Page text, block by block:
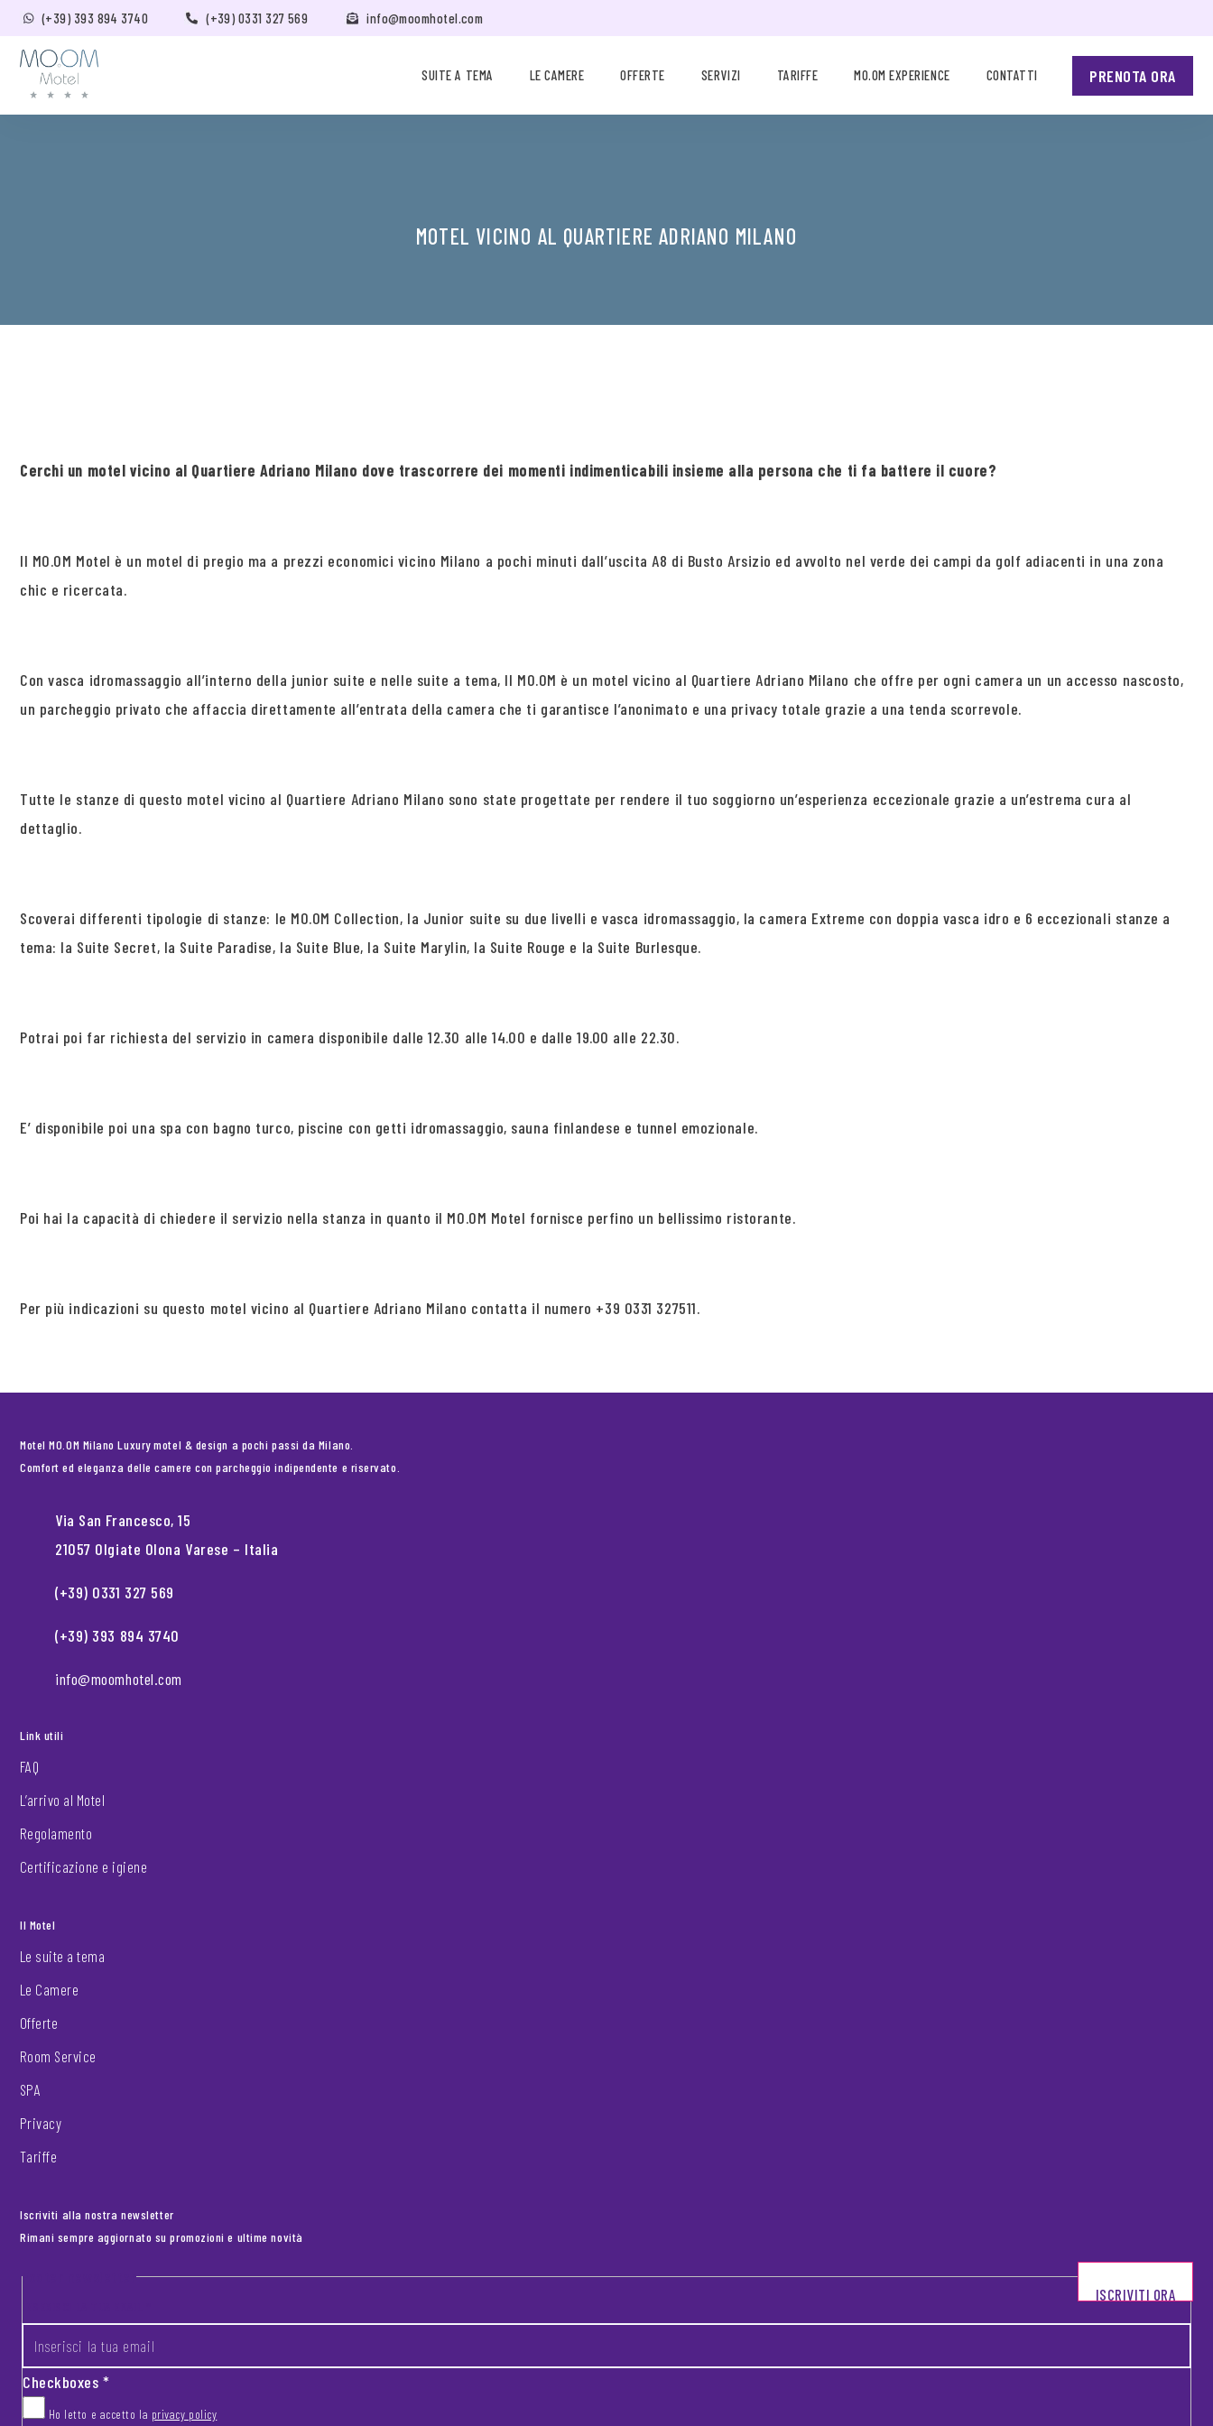
(+39) 393 894 3740 (+39) 0331 327 569 info@moomhotel.com
SUITE A TEMA LE CAMERE OFFERTE SERVIZI TARIFFE MO.OM EXPERIENCE CONTATTI PRENOTA ORA
MOTEL VICINO AL QUARTIERE ADRIANO MILANO
Cerchi un motel vicino al Quartiere Adriano Milano dove trascorrere dei momenti indimenticabili insieme alla persona che ti fa battere il cuore?
Il MO.OM Motel è un motel di pregio ma a prezzi economici vicino Milano a pochi minuti dall’uscita A8 di Busto Arsizio ed avvolto nel verde dei campi da golf adiacenti in una zona
chic e ricercata.
Con vasca idromassaggio all’interno della junior suite e nelle suite a tema, Il MO.OM è un motel vicino al Quartiere Adriano Milano che offre per ogni camera un un accesso nascosto,
un parcheggio privato che affaccia direttamente all’entrata della camera che ti garantisce l’anonimato e una privacy totale grazie a una tenda scorrevole.
Tutte le stanze di questo motel vicino al Quartiere Adriano Milano sono state progettate per rendere il tuo soggiorno un’esperienza eccezionale grazie a un’estrema cura al
dettaglio.
Scoverai differenti tipologie di stanze: le MO.OM Collection, la Junior suite su due livelli e vasca idromassaggio, la camera Extreme con doppia vasca idro e 6 eccezionali stanze a
tema: la Suite Secret, la Suite Paradise, la Suite Blue, la Suite Marylin, la Suite Rouge e la Suite Burlesque.
Potrai poi far richiesta del servizio in camera disponibile dalle 12.30 alle 14.00 e dalle 19.00 alle 22.30.
E’ disponibile poi una spa con bagno turco, piscine con getti idromassaggio, sauna finlandese e tunnel emozionale.
Poi hai la capacità di chiedere il servizio nella stanza in quanto il MO.OM Motel fornisce perfino un bellissimo ristorante.
Per più indicazioni su questo motel vicino al Quartiere Adriano Milano contatta il numero +39 0331 327511.
Motel MO.OM Milano Luxury motel & design a pochi passi da Milano.
Comfort ed eleganza delle camere con parcheggio indipendente e riservato.
Via San Francesco, 15
21057 Olgiate Olona Varese – Italia
(+39) 0331 327 569
(+39) 393 894 3740
info@moomhotel.com
Link utili
FAQ
L’arrivo al Motel
Regolamento
Certificazione e igiene
Il Motel
Le suite a tema
Le Camere
Offerte
Room Service
SPA
Privacy
Tariffe
Iscriviti alla nostra newsletter
Rimani sempre aggiornato su promozioni e ultime novità
Footer newsletter
Checkboxes*
Ho letto e accetto la privacy policy
ISCRIVITI ORA